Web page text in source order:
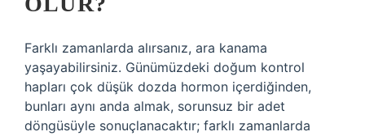
Farklı zamanlarda alırsanız, ara kanama
yaşayabilirsiniz. Günümüzdeki doğum kontrol
hapları çok düşük dozda hormon içerdiğinden,
bunları aynı anda almak, sorunsuz bir adet
döngüsüyle sonuçlanacaktır; farklı zamanlarda